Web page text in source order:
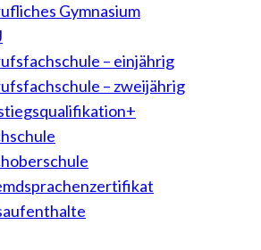
Gymnasium
– einjährig
– zweijährig